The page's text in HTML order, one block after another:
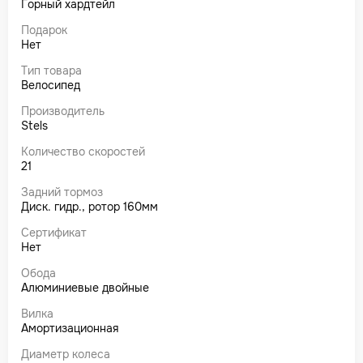
Горный хардтейл
Подарок
Нет
Тип товара
Велосипед
Производитель
Stels
Количество скоростей
21
Задний тормоз
Диск. гидр., ротор 160мм
Сертификат
Нет
Обода
Алюминиевые двойные
Вилка
Амортизационная
Диаметр колеса